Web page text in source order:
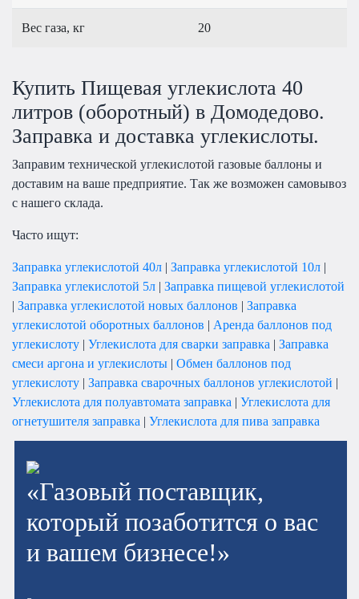
Вес газа, кг 20
Купить Пищевая углекислота 40
литров (оборотный) в Домодедово.
Заправка и доставка углекислоты.
Заправим технической углекислотой газовые баллоны и
доставим на ваше предприятие. Так же возможен самовывоз
с нашего склада.
Часто ищут:
Заправка углекислотой 40л | Заправка углекислотой 10л |
Заправка углекислотой 5л | Заправка пищевой углекислотой
| Заправка углекислотой новых баллонов | Заправка
углекислотой оборотных баллонов | Аренда баллонов под
углекислоту | Углекислота для сварки заправка | Заправка
смеси аргона и углекислоты | Обмен баллонов под
углекислоту | Заправка сварочных баллонов углекислотой |
Углекислота для полуавтомата заправка | Углекислота для
огнетушителя заправка | Углекислота для пива заправка
«Газовый поставщик,
который позаботится о вас
и вашем бизнесе!»